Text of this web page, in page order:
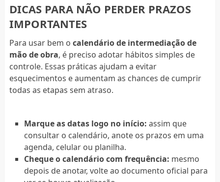
DICAS PARA NÃO PERDER PRAZOS
IMPORTANTES
Para usar bem o calendário de intermediação de
mão de obra, é preciso adotar hábitos simples de
controle. Essas práticas ajudam a evitar
esquecimentos e aumentam as chances de cumprir
todas as etapas sem atraso.
Marque as datas logo no início: assim que
consultar o calendário, anote os prazos em uma
agenda, celular ou planilha.
Cheque o calendário com frequência: mesmo
depois de anotar, volte ao documento oficial para